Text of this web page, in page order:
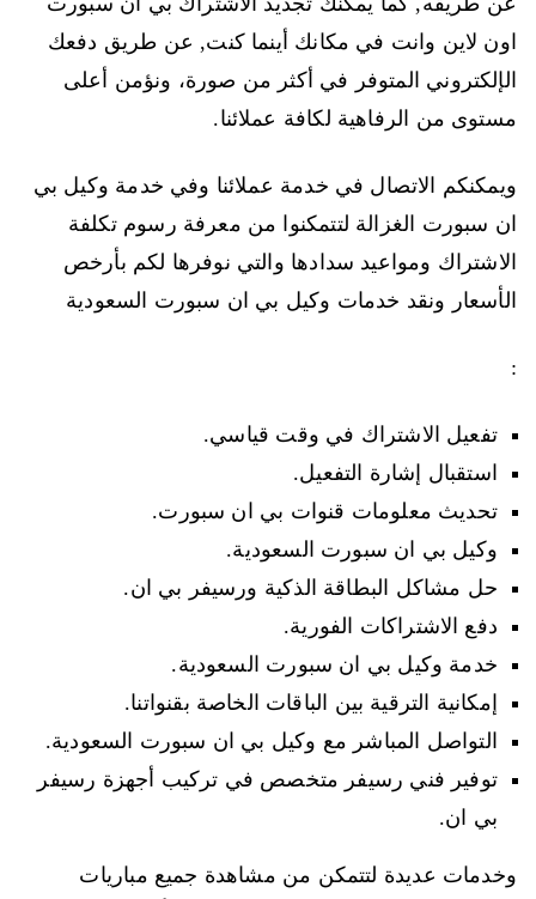
اون لاين وانت في مكانك أينما كنت, عن طريق دفعك
الإلكتروني المتوفر في أكثر من صورة، ونؤمن أعلى
مستوى من الرفاهية لكافة عملائنا.
ويمكنكم الاتصال في خدمة عملائنا وفي خدمة وكيل بي
ان سبورت الغزالة لتتمكنوا من معرفة رسوم تكلفة
الاشتراك ومواعيد سدادها والتي نوفرها لكم بأرخص
الأسعار ونقد خدمات وكيل بي ان سبورت السعودية
:
تفعيل الاشتراك في وقت قياسي.
استقبال إشارة التفعيل.
تحديث معلومات قنوات بي ان سبورت.
وكيل بي ان سبورت السعودية.
حل مشاكل البطاقة الذكية ورسيفر بي ان.
دفع الاشتراكات الفورية.
خدمة وكيل بي ان سبورت السعودية.
إمكانية الترقية بين الباقات الخاصة بقنواتنا.
التواصل المباشر مع وكيل بي ان سبورت السعودية.
توفير فني رسيفر متخصص في تركيب أجهزة رسيفر
بي ان.
وخدمات عديدة لتتمكن من مشاهدة جميع مباريات